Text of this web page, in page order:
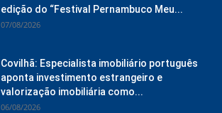
edição do “Festival Pernambuco Meu...
07/08/2026
Covilhã: Especialista imobiliário português
aponta investimento estrangeiro e
valorização imobiliária como...
06/08/2026